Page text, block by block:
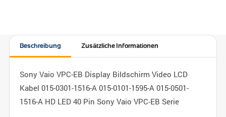
Beschreibung Zusätzliche Informationen
Sony Vaio VPC-EB Display Bildschirm Video LCD
Kabel 015-0301-1516-A 015-0101-1595-A 015-0501-
1516-A HD LED 40 Pin Sony Vaio VPC-EB Serie